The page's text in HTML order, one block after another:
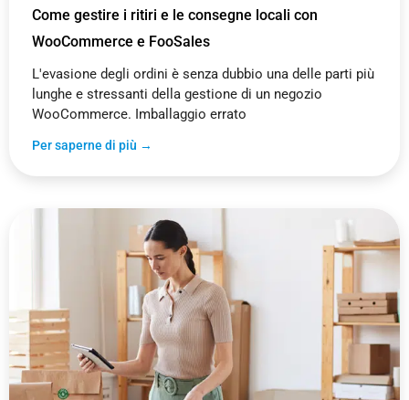
Come gestire i ritiri e le consegne locali con
WooCommerce e FooSales
L'evasione degli ordini è senza dubbio una delle parti più
lunghe e stressanti della gestione di un negozio
WooCommerce. Imballaggio errato
Per saperne di più →